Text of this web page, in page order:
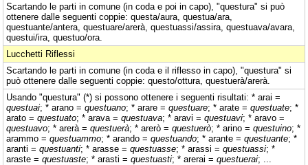
Scartando le parti in comune (in coda e poi in capo), "questura" si può
ottenere dalle seguenti coppie: questa/aura, questua/ara,
questuante/antera, questuare/arerà, questuassi/assira, questuava/avara,
questui/ira, questuo/ora.
Lucchetti Riflessi
Scartando le parti in comune (in coda e il riflesso in capo), "questura" si
può ottenere dalle seguenti coppie: questo/ottura, questuerà/arerà.
Usando "questura" (*) si possono ottenere i seguenti risultati: * arai =
questuai; * arano = questuano; * arare = questuare; * arate = questuate; *
arato = questuato; * arava = questuava; * aravi = questuavi; * aravo =
questuavo; * arerà = questuerà; * arerò = questuerò; * arino = questuino; *
arammo = questuammo; * arando = questuando; * arante = questuante; *
aranti = questuanti; * arasse = questuasse; * arassi = questuassi; *
araste = questuaste; * arasti = questuasti; * arerai = questuerai; ...